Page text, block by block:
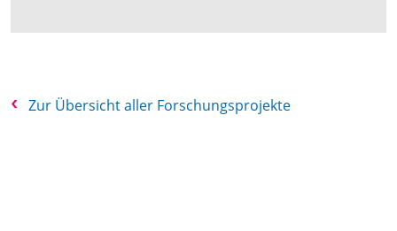
Zur Übersicht aller Forschungsprojekte